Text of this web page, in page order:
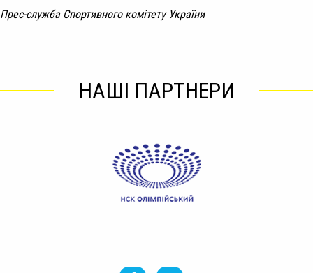
Прес-служба Спортивного комітету України
НАШІ ПАРТНЕРИ